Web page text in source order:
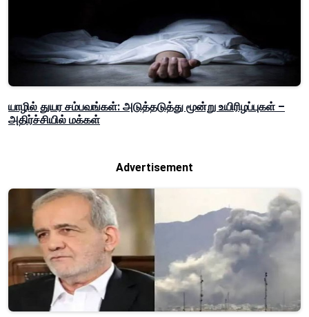
யாழில் துயர சம்பவங்கள்: அடுத்தடுத்து மூன்று உயிரிழப்புகள் –
அதிர்ச்சியில் மக்கள்
Advertisement